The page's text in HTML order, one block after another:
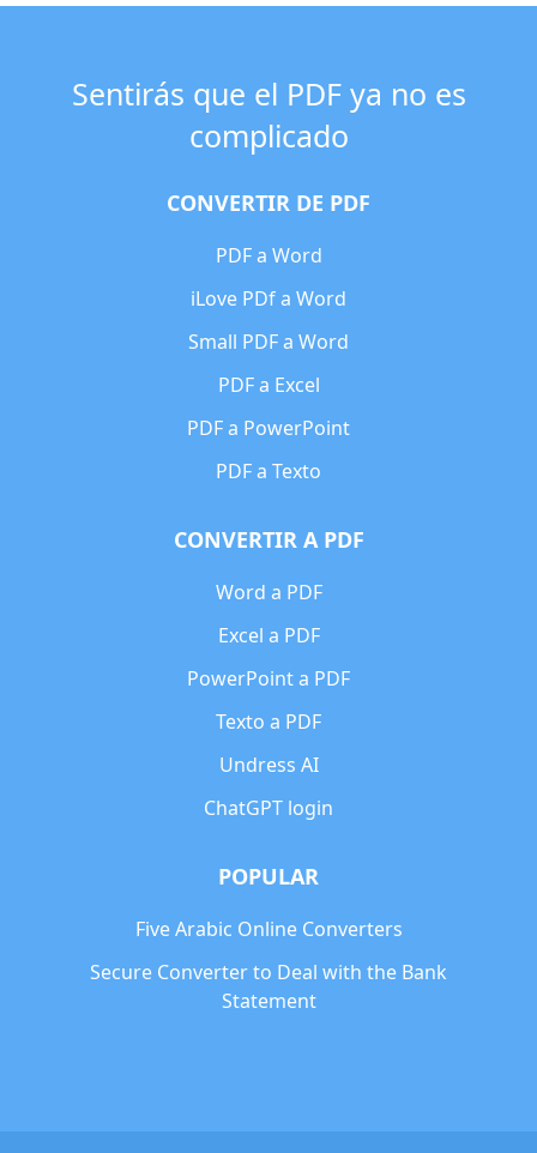
Sentirás que el PDF ya no es
complicado
CONVERTIR DE PDF
PDF a Word
iLove PDf a Word
Small PDF a Word
PDF a Excel
PDF a PowerPoint
PDF a Texto
CONVERTIR A PDF
Word a PDF
Excel a PDF
PowerPoint a PDF
Texto a PDF
Undress AI
ChatGPT login
POPULAR
Five Arabic Online Converters
Secure Converter to Deal with the Bank
Statement